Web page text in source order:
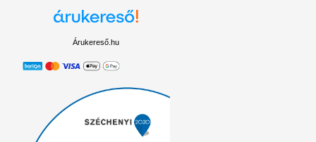
Árukereső.hu